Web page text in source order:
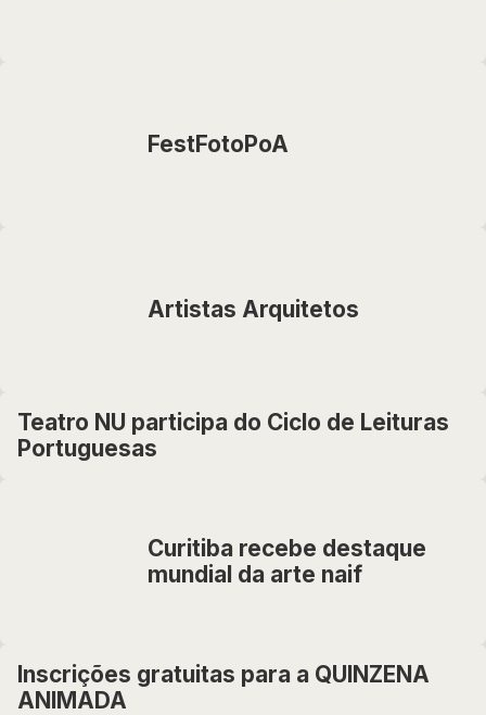
FestFotoPoA
Artistas Arquitetos
Teatro NU participa do Ciclo de Leituras
Portuguesas
Curitiba recebe destaque
mundial da arte naif
Inscrições gratuitas para a QUINZENA
ANIMADA